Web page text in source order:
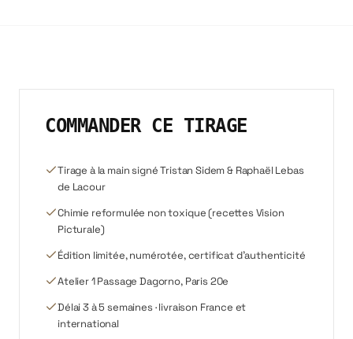
COMMANDER CE TIRAGE
Tirage à la main signé Tristan Sidem & Raphaël Lebas
de Lacour
Chimie reformulée non toxique (recettes Vision
Picturale)
Édition limitée, numérotée, certificat d'authenticité
Atelier 1 Passage Dagorno, Paris 20e
Délai 3 à 5 semaines · livraison France et
international